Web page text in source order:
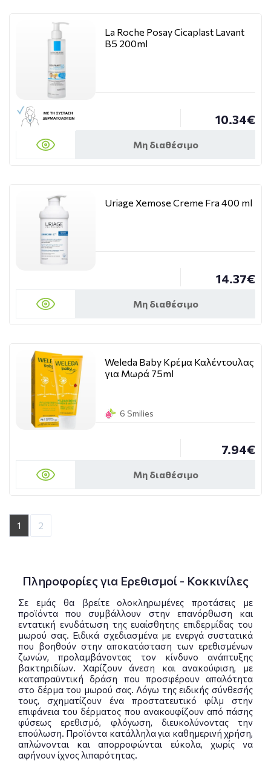
La Roche Posay Cicaplast Lavant
B5 200ml
10.34€
Μη διαθέσιμο
Uriage Xemose Creme Fra 400 ml
14.37€
Μη διαθέσιμο
Weleda Baby Κρέμα Καλέντουλας
για Μωρά 75ml
6 Smilies
7.94€
Μη διαθέσιμο
1 2
Πληροφορίες για Ερεθισμοί - Κοκκινίλες
Σε εμάς θα βρείτε ολοκληρωμένες προτάσεις με
προϊόντα που συμβάλλουν στην επανόρθωση και
εντατική ενυδάτωση της ευαίσθητης επιδερμίδας του
μωρού σας. Ειδικά σχεδιασμένα με ενεργά συστατικά
που βοηθούν στην αποκατάσταση των ερεθισμένων
ζωνών, προλαμβάνοντας τον κίνδυνο ανάπτυξης
βακτηριδίων. Χαρίζουν άνεση και ανακούφιση, με
καταπραϋντική δράση που προσφέρουν απαλότητα
στο δέρμα του μωρού σας. Λόγω της ειδικής σύνθεσής
τους, σχηματίζουν ένα προστατευτικό φίλμ στην
επιφάνεια του δέρματος που ανακουφίζουν από πάσης
φύσεως ερεθισμό, φλόγωση, διευκολύνοντας την
επούλωση. Προϊόντα κατάλληλα για καθημερινή χρήση,
απλώνονται και απορροφώνται εύκολα, χωρίς να
αφήνουν ίχνος λιπαρότητας.